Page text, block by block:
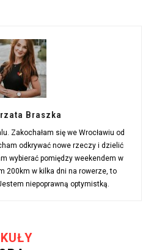
Braszka
Zakochałam się we Wrocławiu od
odkrywać nowe rzeczy i dzielić
wybierać pomiędzy weekendem w
200km w kilka dni na rowerze, to
niepoprawną optymistką.